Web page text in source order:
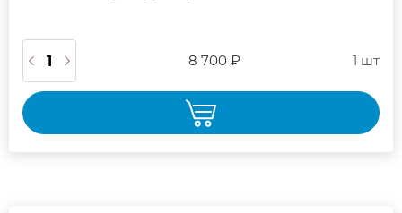
8 700 ₽ 1 шт